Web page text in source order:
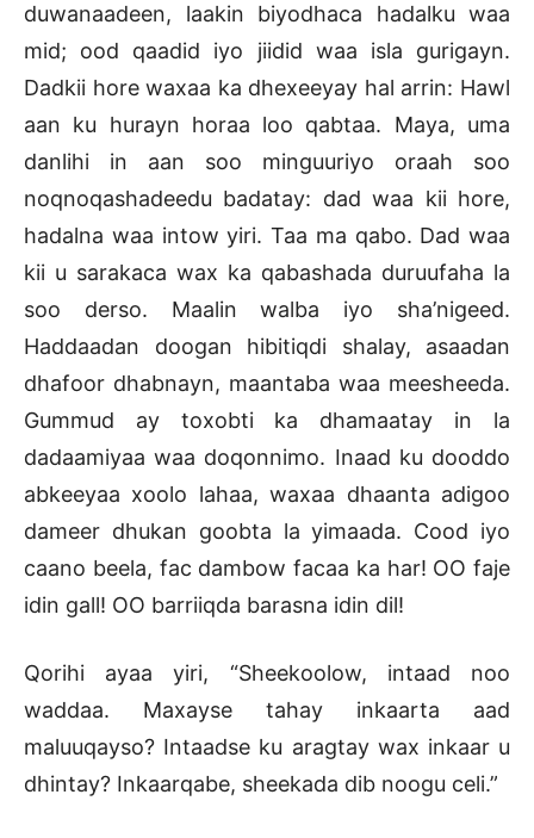
duwanaadeen, laakin biyodhaca hadalku waa
mid; ood qaadid iyo jiidid waa isla gurigayn.
Dadkii hore waxaa ka dhexeeyay hal arrin: Hawl
aan ku hurayn horaa loo qabtaa. Maya, uma
danlihi in aan soo minguuriyo oraah soo
noqnoqashadeedu badatay: dad waa kii hore,
hadalna waa intow yiri. Taa ma qabo. Dad waa
kii u sarakaca wax ka qabashada duruufaha la
soo derso. Maalin walba iyo sha’nigeed.
Haddaadan doogan hibitiqdi shalay, asaadan
dhafoor dhabnayn, maantaba waa meesheeda.
Gummud ay toxobti ka dhamaatay in la
dadaamiyaa waa doqonnimo. Inaad ku dooddo
abkeeyaa xoolo lahaa, waxaa dhaanta adigoo
dameer dhukan goobta la yimaada. Cood iyo
caano beela, fac dambow facaa ka har! OO faje
idin gall! OO barriiqda barasna idin dil!
Qorihi ayaa yiri, “Sheekoolow, intaad noo
waddaa. Maxayse tahay inkaarta aad
maluuqayso? Intaadse ku aragtay wax inkaar u
dhintay? Inkaarqabe, sheekada dib noogu celi.”